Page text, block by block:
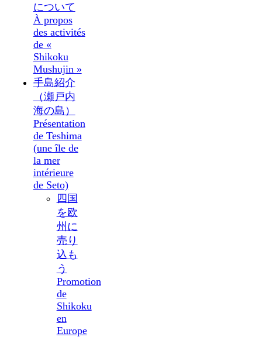
について
À propos
des activités
de «
Shikoku
Mushujin »
手島紹介
（瀬戸内
海の島）
Présentation
de Teshima
(une île de
la mer
intérieure
de Seto)
四国
を欧
州に
売り
込も
う
Promotion
de
Shikoku
en
Europe